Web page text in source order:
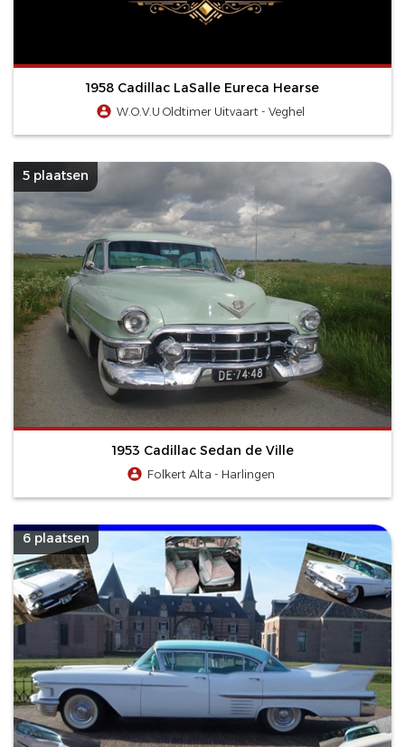
1958 Cadillac LaSalle Eureca Hearse
W.O.V.U Oldtimer Uitvaart - Veghel
5 plaatsen
1953 Cadillac Sedan de Ville
Folkert Alta - Harlingen
6 plaatsen